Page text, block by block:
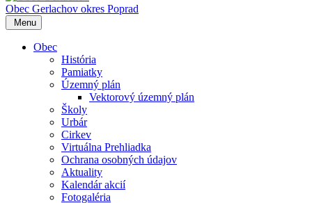
Obec Gerlachov okres Poprad
Menu
Obec
História
Pamiatky
Územný plán
Vektorový územný plán
Školy
Urbár
Cirkev
Virtuálna Prehliadka
Ochrana osobných údajov
Aktuality
Kalendár akcií
Fotogaléria